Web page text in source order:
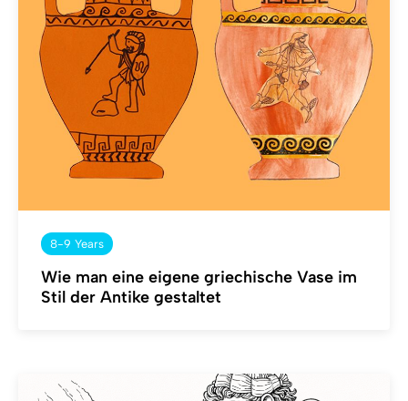
8-9 Years
Wie man eine eigene griechische Vase im
Stil der Antike gestaltet